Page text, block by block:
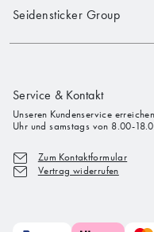
Seidensticker Group
Service & Kontakt
Unseren Kundenservice
Uhr und samstags von 8.00-
Zum Kontaktformular
Vertrag widerrufen